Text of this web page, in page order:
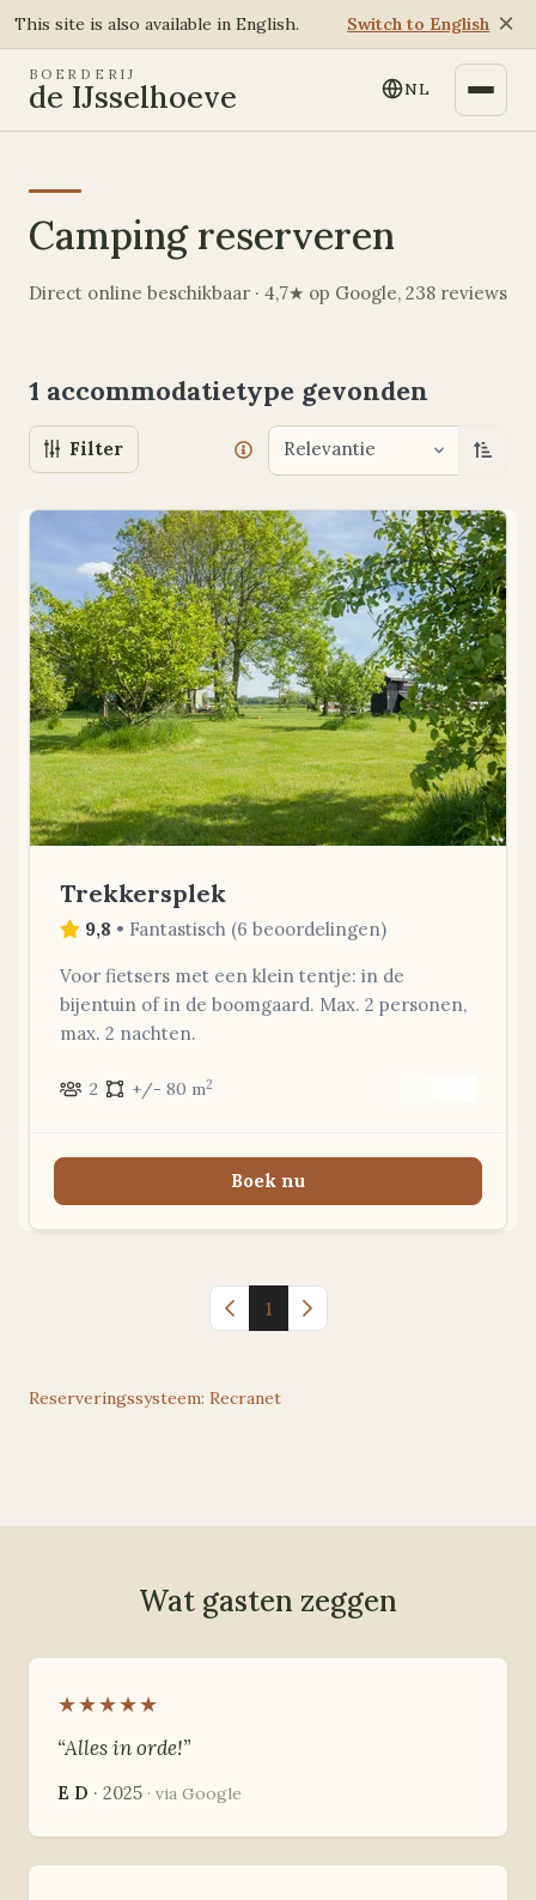
This site is also available in English. Switch to English ×
BOERDERIJ
de IJsselhoeve NL
Camping reserveren
Direct online beschikbaar · 4,7★ op Google, 238 reviews
1 accommodatietype gevonden
Filter Relevantie
Trekkersplek
9,8 • Fantastisch (6 beoordelingen)
Voor fietsers met een klein tentje: in de
bijentuin of in de boomgaard. Max. 2 personen,
max. 2 nachten.
2 +/- 80 m2
Boek nu
Vorige pagina
1 Volgende pagina
Reserveringssysteem: Recranet
Wat gasten zeggen
★★★★★
“Alles in orde!”
E D · 2025 · via Google